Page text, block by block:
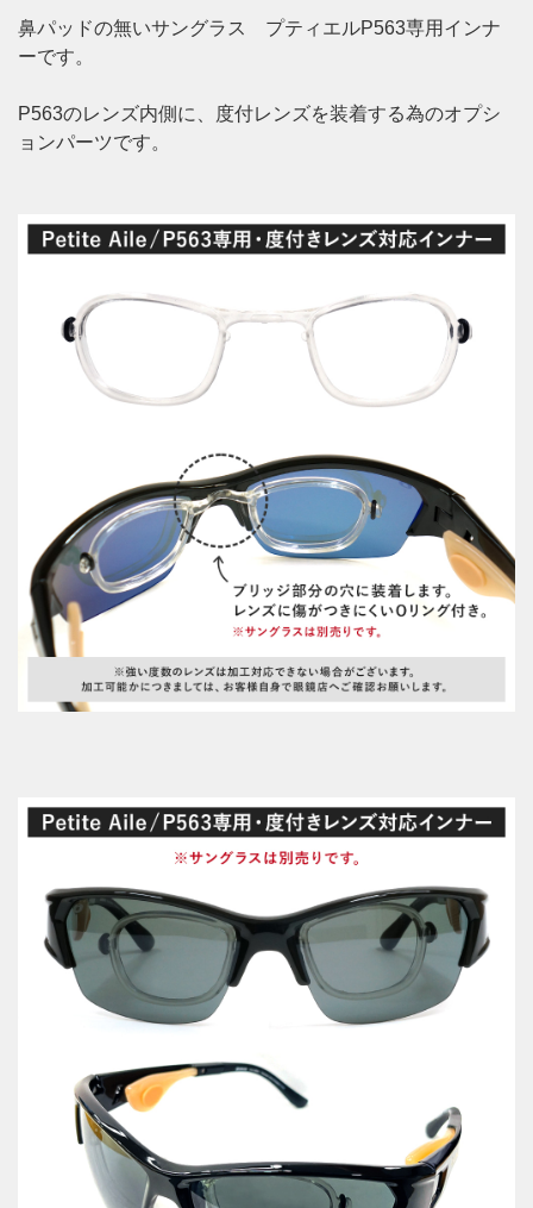
鼻パッドの無いサングラス プティエルP563専用インナ
ーです。
P563のレンズ内側に、度付レンズを装着する為のオプシ
ョンパーツです。